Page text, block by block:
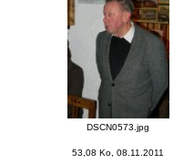
DSCN0573.jpg
53,08 Ko, 08.11.2011